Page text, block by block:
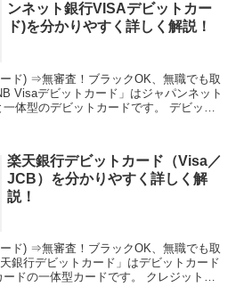
ンネット銀行VISAデビットカー
ド)を分かりやすく詳しく解説！
ド) ⇒無審査！ブラックOK、無職でも取
Visaデビットカード」はジャパンネット
体型のデビットカードです。 デビット
楽天銀行デビットカード（Visa／
JCB）を分かりやすく詳しく解
説！
ド) ⇒無審査！ブラックOK、無職でも取
銀行デビットカード」はデビットカード
ドの一体型カードです。 クレジットカ